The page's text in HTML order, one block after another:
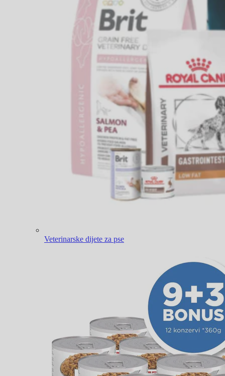
Veterinarske dijete za pse